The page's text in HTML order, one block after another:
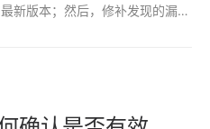
新版本；然后，修补发现的漏